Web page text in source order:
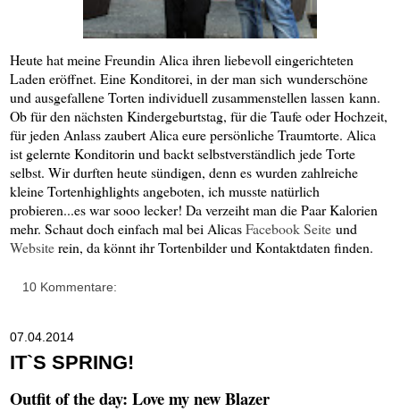
Heute hat meine Freundin Alica ihren liebevoll eingerichteten
Laden eröffnet. Eine Konditorei, in der man sich wunderschöne
und ausgefallene Torten individuell zusammenstellen lassen kann.
Ob für den nächsten Kindergeburtstag, für die Taufe oder Hochzeit,
für jeden Anlass zaubert Alica eure persönliche Traumtorte. Alica
ist gelernte Konditorin und backt selbstverständlich jede Torte
selbst. Wir durften heute sündigen, denn es wurden zahlreiche
kleine Tortenhighlights angeboten, ich musste natürlich
probieren...es war sooo lecker! Da verzeiht man die Paar Kalorien
mehr. Schaut doch einfach mal bei AlicasFacebook Seite und
Websiterein, da könnt ihr Tortenbilder und Kontaktdaten finden.
10 Kommentare:
07.04.2014
IT`S SPRING!
Outfit of the day: Love my new Blazer